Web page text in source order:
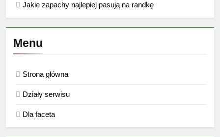
Jakie zapachy najlepiej pasują na randkę
Menu
Strona główna
Działy serwisu
Dla faceta